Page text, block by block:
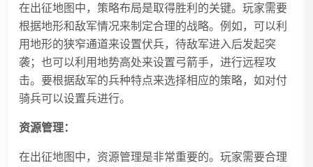
在出征地图中，策略布局是取得胜利的关键。玩家需要
根据地形和敌军情况来制定合理的战略。例如，可以利
用地形的狭窄通道来设置伏兵，待敌军进入后发起突
袭；也可以利用地势高处来设置弓箭手，进行远程攻
击。要根据敌军的兵种特点来选择相应的策略，如对付
骑兵可以设置兵进行。
资源管理：
在出征地图中，资源管理是非常重要的。玩家需要合理